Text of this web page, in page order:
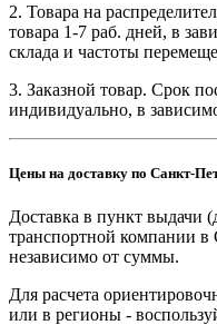
2. Товара на
товара 1-7 раб. дней, в
склада и частоты
3. Заказной товар. Срок
индивидуально, в
Цены на доставку по Санкт-
Доставка в пункт выдачи
транспортной компании в
независимо от суммы.
Для расчета
или в регионы -